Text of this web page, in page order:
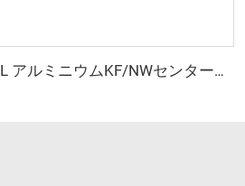
SS304/SS316L アルミニウムKF/NWセンターリング KF10-KF50 高品質ステンレス鋼真空継手 NW10-NW50 半導体用